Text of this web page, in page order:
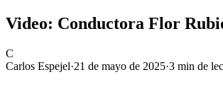
Video: Conductora Flor
C
Carlos Espejel·21 de mayo de 2025·3 min de